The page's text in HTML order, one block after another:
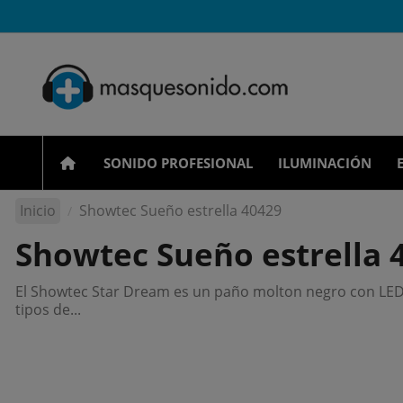
SONIDO PROFESIONAL ILUMINACIÓN
Inicio Showtec Sueño estrella 40429
Showtec Sueño estrella
El Showtec Star Dream es un paño molton negro con
tipos de...